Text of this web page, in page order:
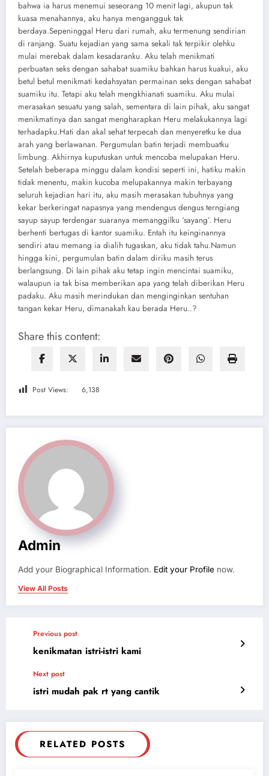
Share this content:
Post Views: 6,138
Admin
Add your Biographical Information. Edit your Profile now.
View All Posts
Previous post
kenikmatan istri-istri kami
Next post
istri mudah pak rt yang cantik
RELATED POSTS